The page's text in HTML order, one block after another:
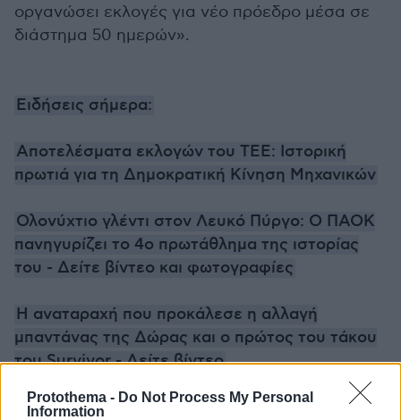
Protothema - Do Not Process My Personal
Information
οργανώσει εκλογές για νέο πρόεδρο μέσα σε
διάστημα 50 ημερών».
Ειδήσεις σήμερα:
Αποτελέσματα εκλογών του ΤΕΕ: Ιστορική
πρωτιά για τη Δημοκρατική Κίνηση Μηχανικών
Ολονύχτιο γλέντι στον Λευκό Πύργο: Ο ΠΑΟΚ
πανηγυρίζει το 4ο πρωτάθλημα της ιστορίας
του - Δείτε βίντεο και φωτογραφίες
Η αναταραχή που προκάλεσε η αλλαγή
μπαντάνας της Δώρας και ο πρώτος του τάκου
του Survivor - Δείτε βίντεο